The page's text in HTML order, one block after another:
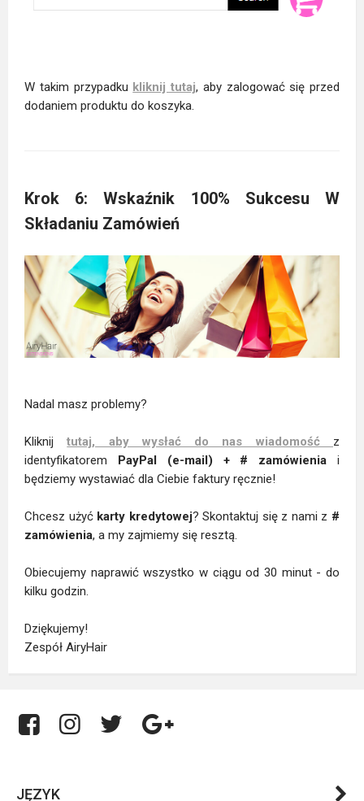
W takim przypadku kliknij tutaj, aby zalogować się przed
dodaniem produktu do koszyka.
Krok 6: Wskaźnik 100% Sukcesu W
Składaniu Zamówień
Nadal masz problemy?
Kliknijtutaj, aby wysłać do nas wiadomość z
identyfikatorem
PayPal (e-mail) + # zamówienia i
będziemy wystawiać dla Ciebie faktury ręcznie!
Chcesz użyć karty kredytowej? Skontaktuj się z nami z #
zamówienia, a my zajmiemy się resztą.
Obiecujemy naprawić wszystko w ciągu od 30 minut - do
kilku godzin.
Dziękujemy!
Zespół AiryHair
JĘZYK